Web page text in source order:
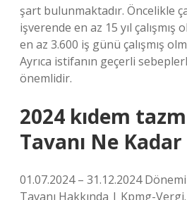
şart bulunmaktadır. Öncelikle
işverende en az 15 yıl çalışmış
en az 3.600 iş günü çalışmış
Ayrıca istifanın geçerli
önemlidir.
2024 kıdem
Tavanı Ne
01.07.2024 – 31.12.2024
Tavanı Hakkında | Kpmg-